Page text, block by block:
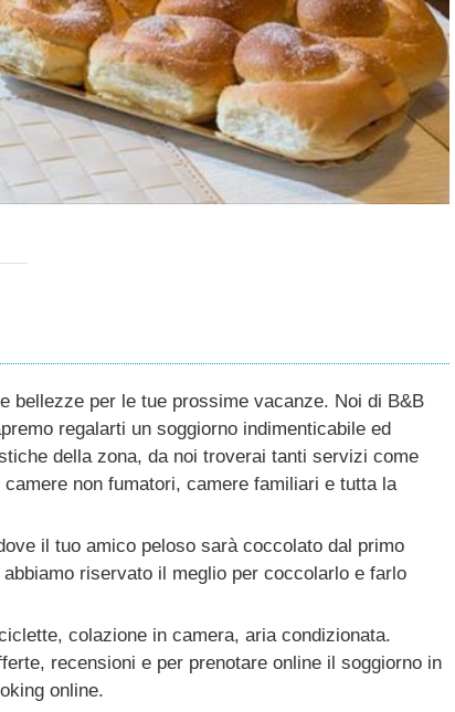
bellezze per le tue prossime vacanze. Noi di B&B
regalarti un soggiorno indimenticabile ed
della zona, da noi troverai tanti servizi come
non fumatori, camere familiari e tutta la
il tuo amico peloso sarà coccolato dal primo
riservato il meglio per coccolarlo e farlo
colazione in camera, aria condizionata.
recensioni e per prenotare online il soggiorno in
online.